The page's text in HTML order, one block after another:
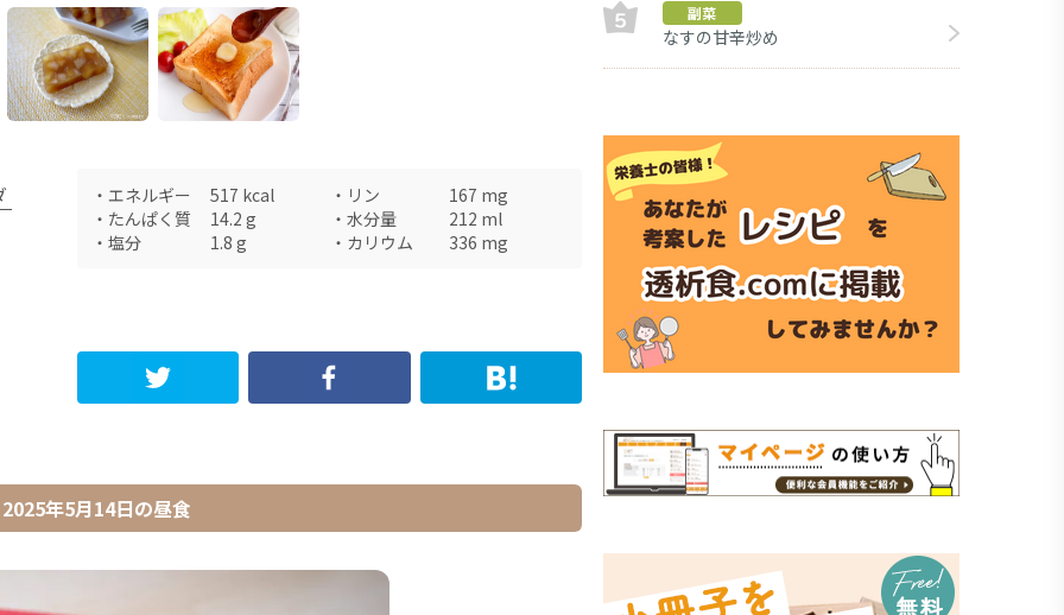
・ エネルギー 517 kcal ・ リン 167 mg
・ たんぱく質 14.2 g ・ 水分量 212 ml
・ 塩分 1.8 g ・ カリウム 336 mg
2025年5月14日の昼食
副菜
なすの甘辛炒め